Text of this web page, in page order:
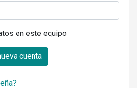
en este equipo
cuenta